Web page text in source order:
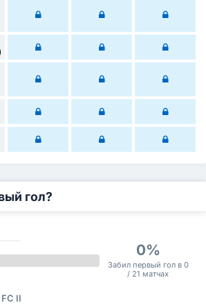
гол?
0%
Забил первый гол в 0
/ 21 матчах
II